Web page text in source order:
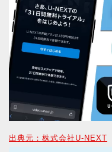
出典元：株式会社U-NEXT